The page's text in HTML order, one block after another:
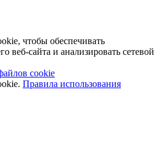
чтобы обеспечивать
веб-сайта и анализировать сетевой
cookie
Правила использования